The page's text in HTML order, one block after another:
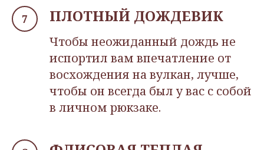
ПЛОТНЫЙ ДОЖДЕВИК
Чтобы неожиданный дождь не
испортил вам впечатление от
восхождения на вулкан, лучше,
чтобы он всегда был у вас с собой
в личном рюкзаке.